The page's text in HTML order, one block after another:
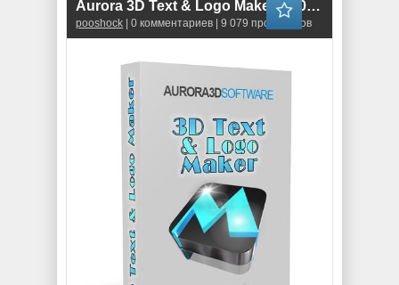
Aurora 3D Text & Logo Maker 16.01.07 RePack
pooshock | 0 комментариев | 9 079 просмотров